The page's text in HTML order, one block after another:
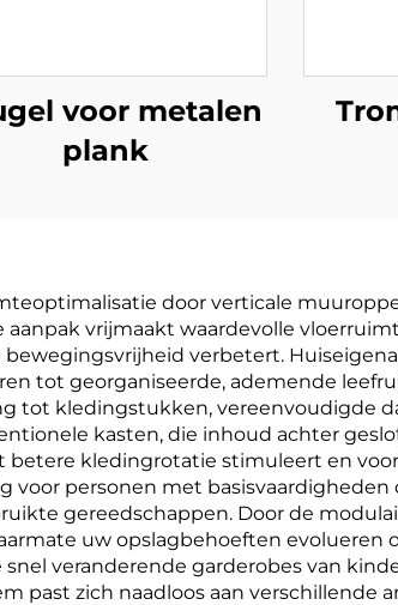
voor metalen
plank
door verticale
vrijmaakt waardevolle
verbetert.
tot georganiseerde, ademende
tot kledingstukken, vereenvoudigde
kasten, die inhoud achter
betere kledingrotatie stimuleert en
personen met
gereedschappen. Door de
uw opslagbehoeften evolueren
snel veranderende garderobes van
past zich naadloos aan verschillende